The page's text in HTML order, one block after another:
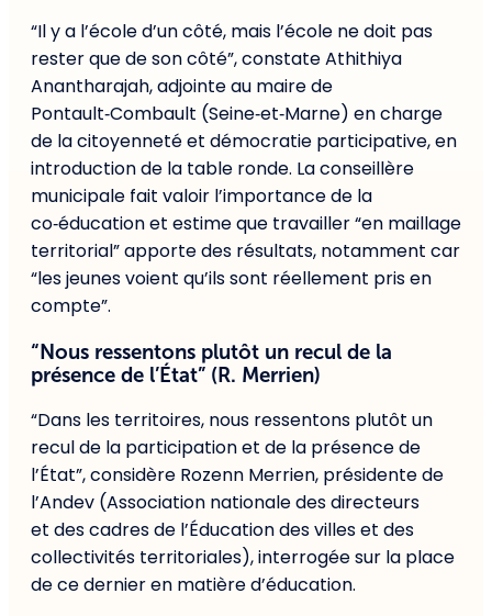
“Il y a l’école d’un côté, mais l’école ne doit pas
rester que de son côté”, constate Athithiya
Anantharajah, adjointe au maire de
Pontault‑Combault (Seine‑et‑Marne) en charge
de la citoyenneté et démocratie participative, en
introduction de la table ronde. La conseillère
municipale fait valoir l’importance de la
co‑éducation et estime que travailler “en maillage
territorial” apporte des résultats, notamment car
“les jeunes voient qu’ils sont réellement pris en
compte”.
“Nous ressentons plutôt un recul de la
présence de l’État” (R. Merrien)
“Dans les territoires, nous ressentons plutôt un
recul de la participation et de la présence de
l’État”, considère Rozenn Merrien, présidente de
l’Andev (Association nationale des directeurs
et des cadres de l’Éducation des villes et des
collectivités territoriales), interrogée sur la place
de ce dernier en matière d’éducation.